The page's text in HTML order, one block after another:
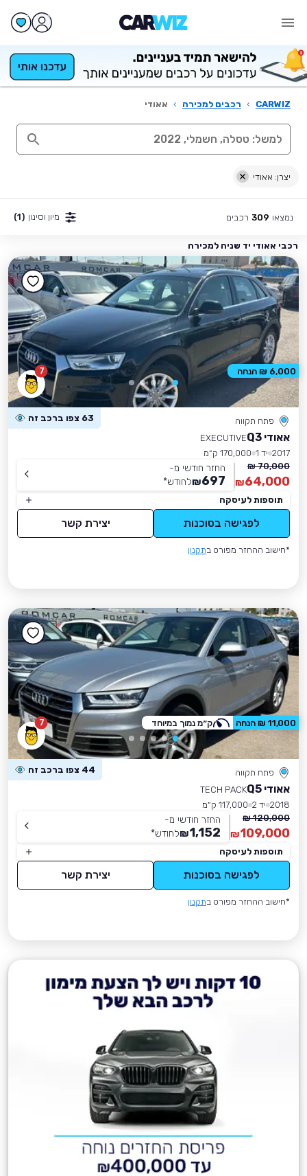
CARWIZ
› רכבים למכירה › אאודי
יצרן: אאודי
נמצאו 309 רכבים מיון וסינון (1)
רכבי אאודי יד שניה למכירה
7
פתח תקווה 63 צפו ברכב זה
אאודי Q3
EXECUTIVE
2017 יד 1
170,000 ק״מ
70,000 ₪
64,000
₪
החזר חודשי מ-
697
₪לחודש*
תוספות לעיסקה
לפגישה בסוכנות יצירת קשר
*חישוב ההחזר מפורט בתקנון
6,000 ₪ הנחה
7
פתח תקווה 44 צפו ברכב זה
אאודי Q5
TECH PACK
2018 יד 2
117,000 ק״מ
120,000 ₪
109,000
₪
החזר חודשי מ-
1,152
₪לחודש*
תוספות לעיסקה
לפגישה בסוכנות יצירת קשר
*חישוב ההחזר מפורט בתקנון
11,000 ₪ הנחה ק״מ נמוך במיוחד